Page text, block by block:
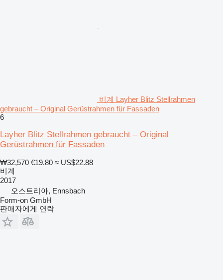
비계 Layher Blitz Stellrahmen
gebraucht – Original Gerüstrahmen für Fassaden
6
Layher Blitz Stellrahmen gebraucht – Original
Gerüstrahmen für Fassaden
₩32,570 €19.80 ≈ US$22.88
비계
2017
오스트리아, Ennsbach
Form-on GmbH
판매자에게 연락